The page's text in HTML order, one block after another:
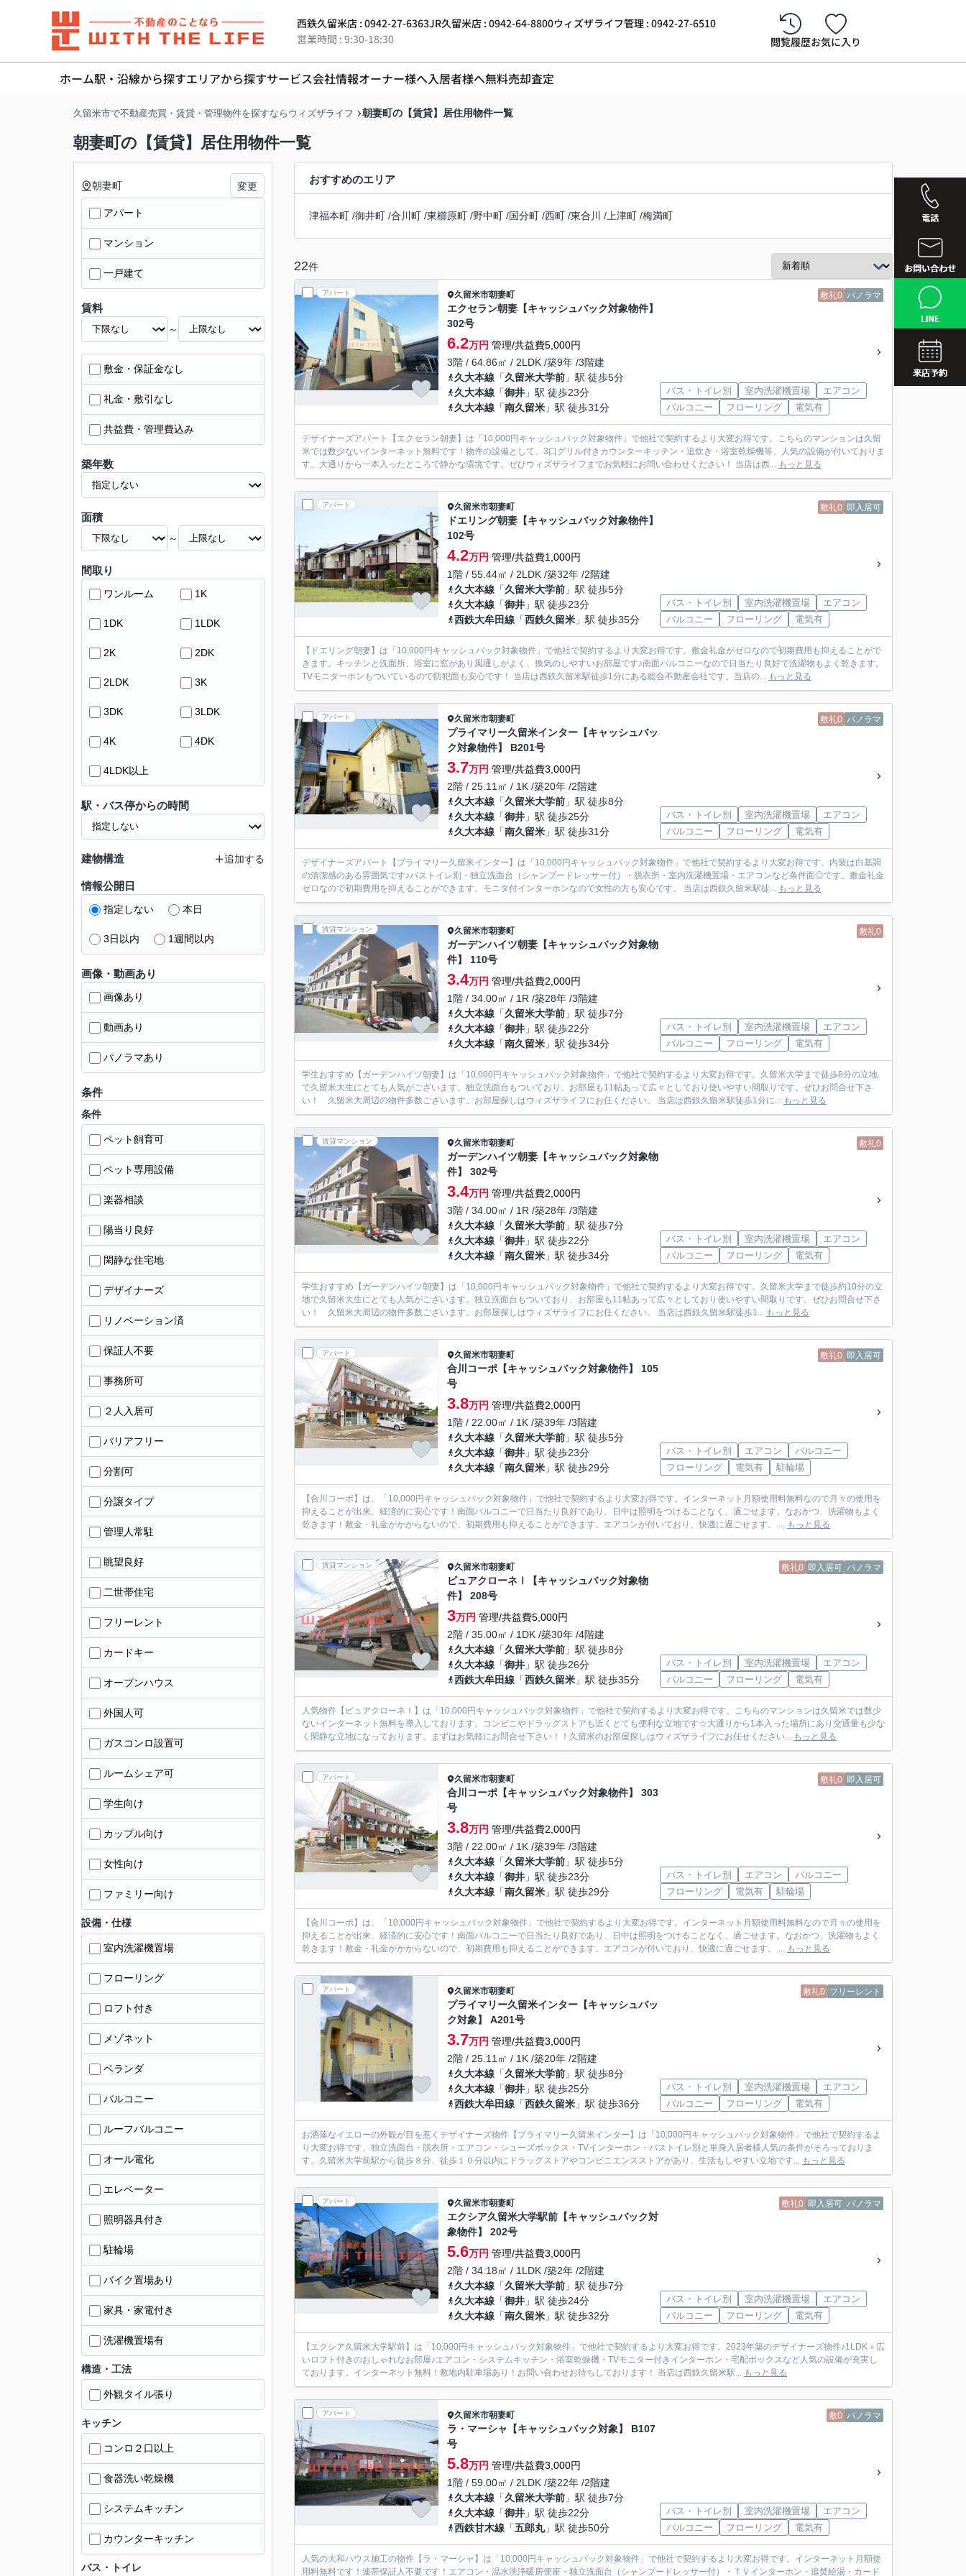
西鉄久留米店 : 0942-27-6363JR久留米店 : 0942-64-8800ウィズザライフ管理 : 0942-27-6510
営業時間 : 9:30-18:30
閲覧履歴お気に入り
ホーム駅・沿線から探すエリアから探すサービス会社情報オーナー様へ入居者様へ無料売却査定
西鉄久
JR久留
西鉄久
JR久留
久留米市で不動産売買・賃貸・管理物件を探すならウィズザライフ 朝妻町の【賃貸】居住用物件一覧
朝妻町の【賃貸】居住用物件一覧
おすすめのエリア
津福本町 /御井町 /合川町 /東櫛原町 /野中町 /国分町 /西町 /東合川 / 上津町 /梅満町
22件
アパート 敷礼0 パノラマ
久留米市朝妻町
エクセラン朝妻【キャッシュバック対象物件】
302号
6.2万円 管理/共益費5,000円
3階 / 64.86㎡ / 2LDK /築9年 /3階建
久大本線 「久留米大学前 」駅 徒歩5分
久大本線 「御井 」駅 徒歩23分
久大本線 「南久留米 」駅 徒歩31分
バス・トイレ別 室内洗濯機置場
エアコン
バルコニー
フローリング 電気有
デザイナーズアパート【エクセラン朝妻】は「10,000円キャッシュバック対象物件」で他社で契約するより大変お得です。こちらのマンションは久留
米では数少ないインターネット無料です！物件の設備として、3口グリル付きカウンターキッチン・追炊き・浴室乾燥機等、人気の設備が付いておりま
す。大通りから一本入ったところで静かな環境です。ぜひウィズザライフまでお気軽にお問い合わせください！ 当店は西... もっと見る
アパート 敷礼0 即入居可
久留米市朝妻町
ドエリング朝妻【キャッシュバック対象物件】
102号
4.2万円 管理/共益費1,000円
1階 / 55.44㎡ / 2LDK /築32年 /2階建
久大本線 「久留米大学前 」駅 徒歩5分
久大本線 「御井 」駅 徒歩23分
西鉄大牟田線 「西鉄久留米 」駅 徒歩35分
バス・トイレ別 室内洗濯機置場
エアコン
バルコニー
フローリング 電気有
【ドエリング朝妻】は「10,000円キャッシュバック対象物件」で他社で契約するより大変お得です。敷金礼金がゼロなので初期費用も抑えることがで
きます。キッチンと洗面所、浴室に窓があり風通しがよく、換気のしやすいお部屋です♪南面バルコニーなので日当たり良好で洗濯物もよく乾きます。
TVモニターホンもついているので防犯面も安心です！ 当店は西鉄久留米駅徒歩1分にある総合不動産会社です。当店の... もっと見る
アパート 敷礼0 パノラマ
久留米市朝妻町
プライマリー久留米インター【キャッシュバッ
ク対象物件】 B201号
3.7万円 管理/共益費3,000円
2階 / 25.11㎡ / 1K /築20年 /2階建
久大本線 「久留米大学前 」駅 徒歩8分
久大本線 「御井 」駅 徒歩25分
久大本線 「南久留米 」駅 徒歩31分
バス・トイレ別 室内洗濯機置場
エアコン
バルコニー
フローリング 電気有
デザイナーズアパート【プライマリー久留米インター】は「10,000円キャッシュバック対象物件」で他社で契約するより大変お得です。内装は白基調
の清潔感のある雰囲気です♪バストイレ別・独立洗面台（シャンプードレッサー付）・脱衣所・室内洗濯機置場・エアコンなど条件面◎です。敷金礼金
ゼロなので初期費用を抑えることができます。モニタ付インターホンなので女性の方も安心です。 当店は西鉄久留米駅徒... もっと見る
賃貸マンション 敷礼0
久留米市朝妻町
ガーデンハイツ朝妻【キャッシュバック対象物
件】 110号
3.4万円 管理/共益費2,000円
1階 / 34.00㎡ / 1R /築28年 /3階建
久大本線 「久留米大学前 」駅 徒歩7分
久大本線 「御井 」駅 徒歩22分
久大本線 「南久留米 」駅 徒歩34分
バス・トイレ別 室内洗濯機置場
エアコン
バルコニー
フローリング 電気有
学生おすすめ【ガーデンハイツ朝妻】は「10,000円キャッシュバック対象物件」で他社で契約するより大変お得です。久留米大学まで徒歩8分の立地
で久留米大生にとても人気がございます。独立洗面台もついており、お部屋も11帖あって広々としており使いやすい間取りです。ぜひお問合せ下さ
い！ 久留米大周辺の物件多数ございます。お部屋探しはウィズザライフにお任ください。 当店は西鉄久留米駅徒歩1分に... もっと見る
賃貸マンション 敷礼0
久留米市朝妻町
ガーデンハイツ朝妻【キャッシュバック対象物
件】 302号
3.4万円 管理/共益費2,000円
3階 / 34.00㎡ / 1R /築28年 /3階建
久大本線 「久留米大学前 」駅 徒歩7分
久大本線 「御井 」駅 徒歩22分
久大本線 「南久留米 」駅 徒歩34分
バス・トイレ別 室内洗濯機置場
エアコン
バルコニー
フローリング 電気有
学生おすすめ【ガーデンハイツ朝妻】は「10,000円キャッシュバック対象物件」で他社で契約するより大変お得です。久留米大学まで徒歩約10分の立
地で久留米大生にとても人気がございます。独立洗面台もついており、お部屋も11帖あって広々としており使いやすい間取りです。ぜひお問合せ下さ
い！ 久留米大周辺の物件多数ございます。お部屋探しはウィズザライフにお任ください。 当店は西鉄久留米駅徒歩1... もっと見る
アパート 敷礼0 即入居可
久留米市朝妻町
合川コーポ【キャッシュバック対象物件】 105
号
3.8万円 管理/共益費2,000円
1階 / 22.00㎡ / 1K /築39年 /3階建
久大本線 「久留米大学前 」駅 徒歩5分
久大本線 「御井 」駅 徒歩23分
久大本線 「南久留米 」駅 徒歩29分
バス・トイレ別 エアコン
バルコニー
フローリング
電気有 駐輪場
【合川コーポ】は、「10,000円キャッシュバック対象物件」で他社で契約するより大変お得です。インターネット月額使用料無料なので月々の使用を
抑えることが出来、経済的に安心です！南面バルコニーで日当たり良好であり、日中は照明をつけることなく、過ごせます。なおかつ、洗濯物もよく
乾きます！敷金・礼金がかからないので、初期費用も抑えることができます。エアコンが付いており、快適に過ごせます。 ... もっと見る
賃貸マンション 敷礼0 即入居可 パノラマ
久留米市朝妻町
ピュアクローネⅠ【キャッシュバック対象物
件】 208号
3万円 管理/共益費5,000円
2階 / 35.00㎡ / 1DK /築30年 /4階建
久大本線 「久留米大学前 」駅 徒歩8分
久大本線 「御井 」駅 徒歩26分
西鉄大牟田線 「西鉄久留米 」駅 徒歩35分
バス・トイレ別 室内洗濯機置場
エアコン
バルコニー
フローリング 電気有
人気物件【ピュアクローネⅠ】は「10,000円キャッシュバック対象物件」で他社で契約するより大変お得です。こちらのマンションは久留米では数少
ないインターネット無料を導入しております。コンビニやドラッグストアも近くとても便利な立地です☆大通りから1本入った場所にあり交通量も少な
く閑静な立地になっております。まずはお気軽にお問合せ下さい！！久留米のお部屋探しはウィズザライフにお任せください... もっと見る
アパート 敷礼0 即入居可
久留米市朝妻町
合川コーポ【キャッシュバック対象物件】 303
号
3.8万円 管理/共益費2,000円
3階 / 22.00㎡ / 1K /築39年 /3階建
久大本線 「久留米大学前 」駅 徒歩5分
久大本線 「御井 」駅 徒歩23分
久大本線 「南久留米 」駅 徒歩29分
バス・トイレ別 エアコン
バルコニー
フローリング
電気有 駐輪場
【合川コーポ】は、「10,000円キャッシュバック対象物件」で他社で契約するより大変お得です。インターネット月額使用料無料なので月々の使用を
抑えることが出来、経済的に安心です！南面バルコニーで日当たり良好であり、日中は照明をつけることなく、過ごせます。なおかつ、洗濯物もよく
乾きます！敷金・礼金がかからないので、初期費用も抑えることができます。エアコンが付いており、快適に過ごせます。 ... もっと見る
アパート 敷礼0 フリーレント
久留米市朝妻町
プライマリー久留米インター【キャッシュバッ
ク対象】 A201号
3.7万円 管理/共益費3,000円
2階 / 25.11㎡ / 1K /築20年 /2階建
久大本線 「久留米大学前 」駅 徒歩8分
久大本線 「御井 」駅 徒歩25分
西鉄大牟田線 「西鉄久留米 」駅 徒歩36分
バス・トイレ別 室内洗濯機置場
エアコン
バルコニー
フローリング 電気有
お洒落なイエローの外観が目を惹くデザイナーズ物件【プライマリー久留米インター】は「10,000円キャッシュバック対象物件」で他社で契約するよ
り大変お得です。独立洗面台・脱衣所・エアコン・シューズボックス・TVインターホン・バストイレ別と単身入居者様人気の条件がそろっておりま
す。久留米大学前駅から徒歩８分、徒歩１０分以内にドラッグストアやコンビニエンスストアがあり、生活もしやすい立地です... もっと見る
アパート 敷礼0 即入居可 パノラマ
久留米市朝妻町
エクシア久留米大学駅前【キャッシュバック対
象物件】 202号
5.6万円 管理/共益費3,000円
2階 / 34.18㎡ / 1LDK /築2年 /2階建
久大本線 「久留米大学前 」駅 徒歩7分
久大本線 「御井 」駅 徒歩24分
久大本線 「南久留米 」駅 徒歩32分
バス・トイレ別 室内洗濯機置場
エアコン
バルコニー
フローリング 電気有
【エクシア久留米大学駅前】は「10,000円キャッシュバック対象物件」で他社で契約するより大変お得です。2023年築のデザイナーズ物件♪1LDK＋広
いロフト付きのおしゃれなお部屋♪エアコン・システムキッチン・浴室乾燥機・TVモニター付きインターホン・宅配ボックスなど人気の設備が充実し
ております。インターネット無料！敷地内駐車場あり！お問い合わせお待ちしております！ 当店は西鉄久留米駅... もっと見る
アパート 敷0 パノラマ
久留米市朝妻町
ラ・マーシャ【キャッシュバック対象】 B107
号
5.8万円 管理/共益費3,000円
1階 / 59.00㎡ / 2LDK /築22年 /2階建
久大本線 「久留米大学前 」駅 徒歩7分
久大本線 「御井 」駅 徒歩22分
西鉄甘木線 「五郎丸」駅 徒歩50分
バス・トイレ別 室内洗濯機置場
エアコン
バルコニー
フローリング 電気有
人気の大和ハウス施工の物件【ラ・マーシャ】は「10,000円キャッシュバック対象物件」で他社で契約するより大変お得です。インターネット月額使
用料無料です！連帯保証人不要です！エアコン・温水洗浄暖房便座・独立洗面台（シャンプードレッサー付）・ＴＶインターホン・追焚給湯・カード
朝妻町 変更
アパート
マンション
一戸建て
賃料
～
敷金・保証金なし
礼金・敷引なし
共益費・管理費込み
築年数
面積
～
間取り
ワンルーム 1K
1DK 1LDK
2K 2DK
2LDK 3K
3DK 3LDK
4K 4DK
4LDK以上
駅・バス停からの時間
建物構造 追加する
情報公開日
指定しない 本日
3日以内 1週間以内
画像・動画あり
画像あり
動画あり
パノラマあり
条件
条件
ペット飼育可
ペット専用設備
楽器相談
陽当り良好
閑静な住宅地
デザイナーズ
リノベーション済
保証人不要
事務所可
２人入居可
バリアフリー
分割可
分譲タイプ
管理人常駐
眺望良好
二世帯住宅
フリーレント
カードキー
オープンハウス
外国人可
ガスコンロ設置可
ルームシェア可
学生向け
カップル向け
女性向け
ファミリー向け
設備・仕様
室内洗濯機置場
フローリング
ロフト付き
メゾネット
ベランダ
バルコニー
ルーフバルコニー
オール電化
エレベーター
照明器具付き
駐輪場
バイク置場あり
家具・家電付き
洗濯機置場有
構造・工法
外観タイル張り
キッチン
コンロ２口以上
食器洗い乾燥機
システムキッチン
カウンターキッチン
バス・トイレ